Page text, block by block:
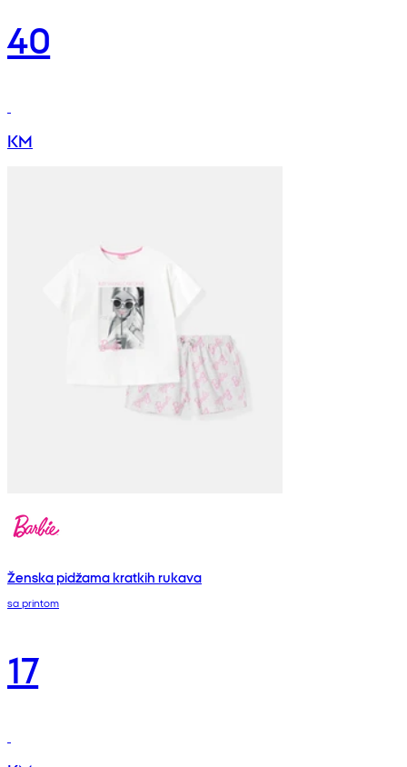
40
KM
Ženska pidžama kratkih rukava
sa printom
17